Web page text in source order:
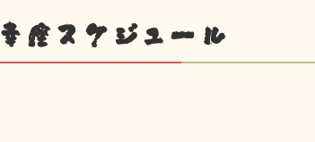
幸座スケジュール